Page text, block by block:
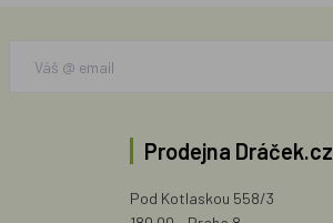
Prodejna Dráček.cz
Pod Kotlaskou 558/3